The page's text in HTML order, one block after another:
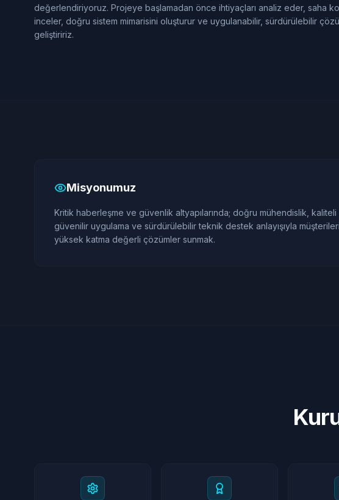
değerlendiriyoruz. Projeye başlamadan önce ihtiyaçları analiz eder, saha
inceler, doğru sistem mimarisini oluşturur ve uygulanabilir, sürdürülebilir
geliştiririz.
Misyonumuz
Kritik haberleşme ve güvenlik altyapılarında; doğru mühendislik, kaliteli
güvenilir uygulama ve sürdürülebilir teknik destek anlayışıyla
yüksek katma değerli çözümler sunmak.